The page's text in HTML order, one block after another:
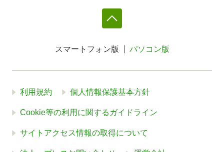
スマートフォン版 パソコン版
利用規約 個人情報保護基本方針
Cookie等の利用に関するガイドライン
サイトアクセス情報の取得について